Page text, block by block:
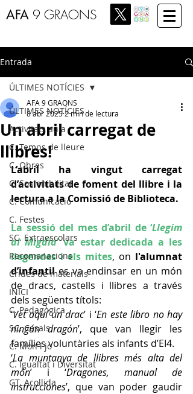
AFA 9 GRAONS
Entrada
ÚLTIMES NOTÍCIES
Activitats aula
C. Temps de lleure
C. Obres
C. Sostenibilitat
C. Comunicació
C. Festes
SC. Extraescolars
Recomanacions
Crides de materials
INICI
C. Pedagògica
SC. Casals
C. Mon i jo
C. Igualtat i Diversitat
GT. Acollida
ÚLTIMES NOTÍCIES
Un abril carregat de
llibres!
AFA 9 GRAONS
8 abr 2025 2 min de lectura
L’abril ha vingut carregat
d’activitats de foment del llibre i la
lectura a la Comissió de Biblioteca.
La sessió del mes d’abril de ‘Llegim
al Migdia’ va estar dedicada a les
llegendes i els mites, on l'alumnat
d’infantil es va endinsar en un món
de dracs, castells i llibres a través
dels següents títols:
‘Vet aquí un drac’ i ‘En este libro no hay
ningún dragón’, que van llegir les
famílies voluntàries als infants d’EI4.
‘La muntanya de llibres més alta del
món’ i ‘Dragones, manual de
instrucciones’, que van poder gaudir